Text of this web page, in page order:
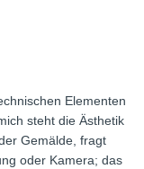
Elementen
steht die Ästhetik
Gemälde, fragt
oder Kamera; das